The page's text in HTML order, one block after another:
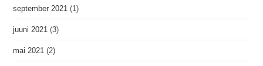
september 2021 (1)
juuni 2021 (3)
mai 2021 (2)